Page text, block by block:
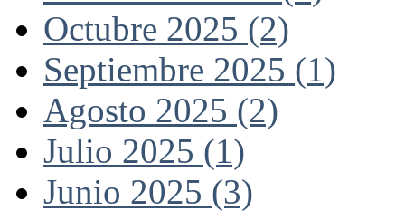
Octubre 2025 (2)
Septiembre 2025 (1)
Agosto 2025 (2)
Julio 2025 (1)
Junio 2025 (3)